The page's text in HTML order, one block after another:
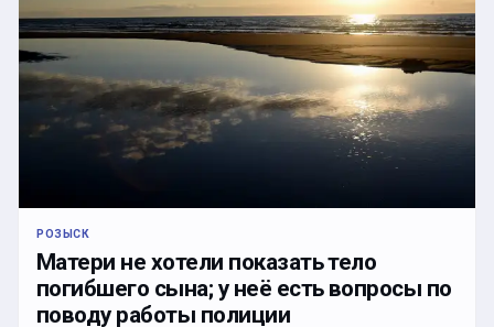
РОЗЫСК
Матери не хотели показать тело
погибшего сына; у неё есть вопросы по
поводу работы полиции